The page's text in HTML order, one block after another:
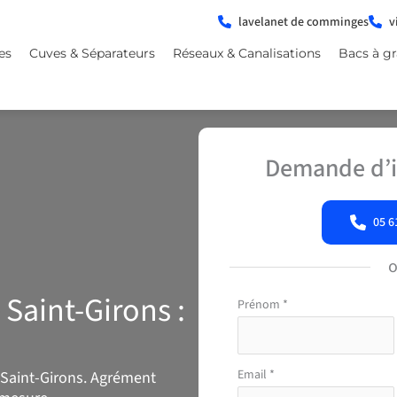
lavelanet de comminges
Cuves & Séparateurs Réseaux & Canalisations Bacs à
Girons :
Girons. Agrément
Demande
05
Formulaire
avec
téléphone
Prénom *
Email *